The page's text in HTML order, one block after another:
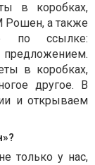
в коробках,
Рошен, а также
по ссылке:
в коробках,
другое. В
и открываем
только у нас,